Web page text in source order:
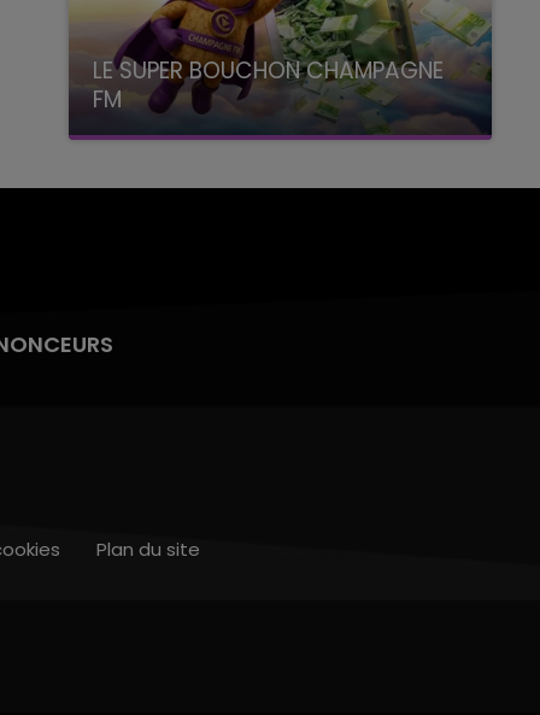
LE SUPER BOUCHON CHAMPAGNE
FM
avec La Famille Champagne FM, à 8H10
Plan du site